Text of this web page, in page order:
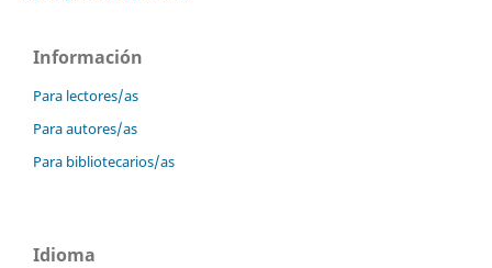
Información
Para lectores/as
Para autores/as
Para bibliotecarios/as
Idioma